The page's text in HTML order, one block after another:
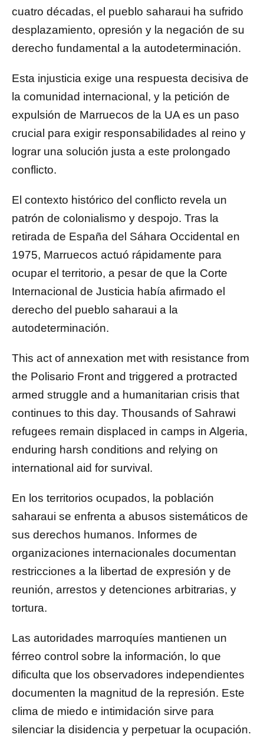
cuatro décadas, el pueblo saharaui ha sufrido
desplazamiento, opresión y la negación de su
derecho fundamental a la autodeterminación.
Esta injusticia exige una respuesta decisiva de
la comunidad internacional, y la petición de
expulsión de Marruecos de la UA es un paso
crucial para exigir responsabilidades al reino y
lograr una solución justa a este prolongado
conflicto.
El contexto histórico del conflicto revela un
patrón de colonialismo y despojo. Tras la
retirada de España del Sáhara Occidental en
1975, Marruecos actuó rápidamente para
ocupar el territorio, a pesar de que la Corte
Internacional de Justicia había afirmado el
derecho del pueblo saharaui a la
autodeterminación.
This act of annexation met with resistance from
the Polisario Front and triggered a protracted
armed struggle and a humanitarian crisis that
continues to this day. Thousands of Sahrawi
refugees remain displaced in camps in Algeria,
enduring harsh conditions and relying on
international aid for survival.
En los territorios ocupados, la población
saharaui se enfrenta a abusos sistemáticos de
sus derechos humanos. Informes de
organizaciones internacionales documentan
restricciones a la libertad de expresión y de
reunión, arrestos y detenciones arbitrarias, y
tortura.
Las autoridades marroquíes mantienen un
férreo control sobre la información, lo que
dificulta que los observadores independientes
documenten la magnitud de la represión. Este
clima de miedo e intimidación sirve para
silenciar la disidencia y perpetuar la ocupación.